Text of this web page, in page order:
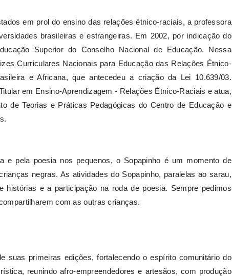
em prol do ensino das relações étnico-raciais, a professora
brasileiras e estrangeiras. Em 2002, por indicação do
Superior do Conselho Nacional de Educação. Nessa
Curriculares Nacionais para Educação das Relações Étnico-
e Africana, que antecedeu a criação da Lei 10.639/03.
em Ensino-Aprendizagem - Relações Étnico-Raciais e atua,
de Teorias e Práticas Pedagógicas do Centro de Educação e
e pela poesia nos pequenos, o Sopapinho é um momento de
negras. As atividades do Sopapinho, paralelas ao sarau,
histórias e a participação na roda de poesia. Sempre pedimos
com as outras crianças.
suas primeiras edições, fortalecendo o espírito comunitário do
reunindo afro-empreendedores e artesãos, com produção